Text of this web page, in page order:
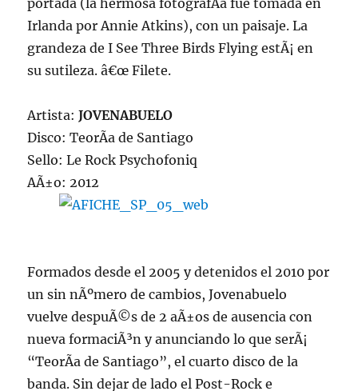
portada (la hermosa fotografÃ­a fue tomada en
Irlanda por Annie Atkins), con un paisaje. La
grandeza de I See Three Birds Flying estÃ¡ en
su sutileza. â€œ Filete.
Artista:JOVENABUELO
Disco: TeorÃ­a de Santiago
Sello: Le Rock Psychofoniq
AÃ±o: 2012
Formados desde el 2005 y detenidos el 2010 por
un sin nÃºmero de cambios, Jovenabuelo
vuelve despuÃ©s de 2 aÃ±os de ausencia con
nueva formaciÃ³n y anunciando lo que serÃ¡
“TeorÃ­a de Santiago”, el cuarto disco de la
banda. Sin dejar de lado el Post-Rock e